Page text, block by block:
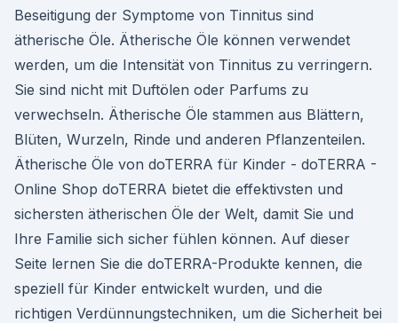
Beseitigung der Symptome von Tinnitus sind
ätherische Öle. Ätherische Öle können verwendet
werden, um die Intensität von Tinnitus zu verringern.
Sie sind nicht mit Duftölen oder Parfums zu
verwechseln. Ätherische Öle stammen aus Blättern,
Blüten, Wurzeln, Rinde und anderen Pflanzenteilen.
Ätherische Öle von doTERRA für Kinder - doTERRA -
Online Shop doTERRA bietet die effektivsten und
sichersten ätherischen Öle der Welt, damit Sie und
Ihre Familie sich sicher fühlen können. Auf dieser
Seite lernen Sie die doTERRA-Produkte kennen, die
speziell für Kinder entwickelt wurden, und die
richtigen Verdünnungstechniken, um die Sicherheit bei